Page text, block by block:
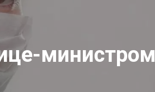
министром